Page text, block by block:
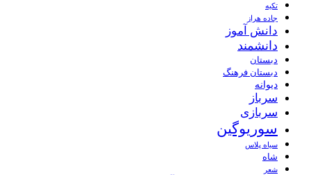
تکیه
جاده هراز
دانش آموز
دانشمند
دبستان
دبستان فرهنگ
دیوانه
سرباز
سربازی
سوریوگین
سیاه پلاس
شاه
شعر